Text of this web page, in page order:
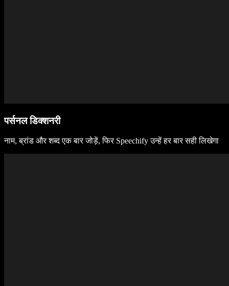
पर्सनल डिक्शनरी
नाम, ब्रांड और शब्द एक बार जोड़ें, फिर Speechify उन्हें हर बार सही लिखेगा